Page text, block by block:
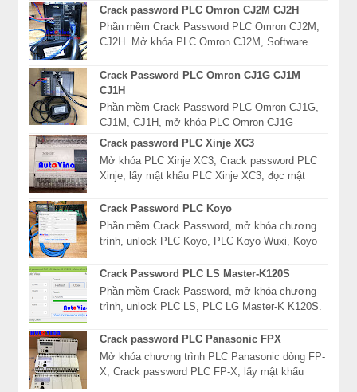
FX3SA, FX3...
Crack password PLC Omron CJ2M CJ2H
Phần mềm Crack Password PLC Omron CJ2M,
CJ2H. Mở khóa PLC Omron CJ2M, Software
khẩu PLC Omron CJ2 ...
Crack Password PLC Omron CJ1G CJ1M
CJ1H
Phần mềm Crack Password PLC Omron CJ1G,
CJ1M, CJ1H, mở khóa PLC Omron CJ1G-
CPU42P, Software Read password PLC Omron
CJ1G-CPU43P, giải mã mật...
Crack password PLC Xinje XC3
Mở khóa PLC Xinje XC3, Crack password PLC
Xinje, lấy mật khẩu PLC Xinje XC3, đọc mật
password PLC Xi...
Crack Password PLC Koyo
Phần mềm Crack Password, mở khóa chương
trình, unlock PLC Koyo, PLC Koyo Wuxi, Koyo
DL130, D...
Crack Password PLC LS Master-K120S
Phần mềm Crack Password, mở khóa chương
trình, unlock PLC LS, PLC LG Master-K K120S.
dịc...
Crack password PLC Panasonic FPX
Mở khóa chương trình PLC Panasonic dòng FP-
X, Crack password PLC FP-X, lấy mật khẩu